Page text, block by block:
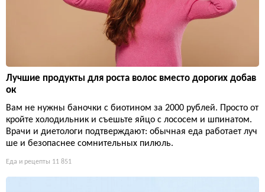
Лучшие продукты для роста волос вместо дорогих добав
ок
Вам не нужны баночки с биотином за 2000 рублей. Просто от
кройте холодильник и съешьте яйцо с лососем и шпинатом.
Врачи и диетологи подтверждают: обычная еда работает луч
ше и безопаснее сомнительных пилюль.
Еда и рецепты 11 851